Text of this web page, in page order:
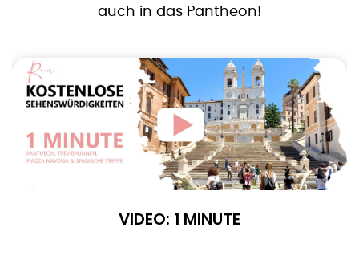
auch in das Pantheon!
VIDEO: 1 MINUTE